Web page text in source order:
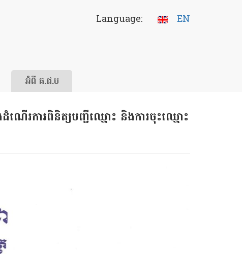
Language: EN
អំពី គ.ជ.ប
ើរការពិនិត្យបញ្ជីឈ្មោះ និងការចុះឈ្មោះ